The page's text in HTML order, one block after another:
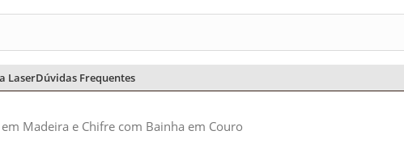
LaserDúvidas Frequentes
E TERERÊCOZINHA
Madeira e Chifre com Bainha em Couro